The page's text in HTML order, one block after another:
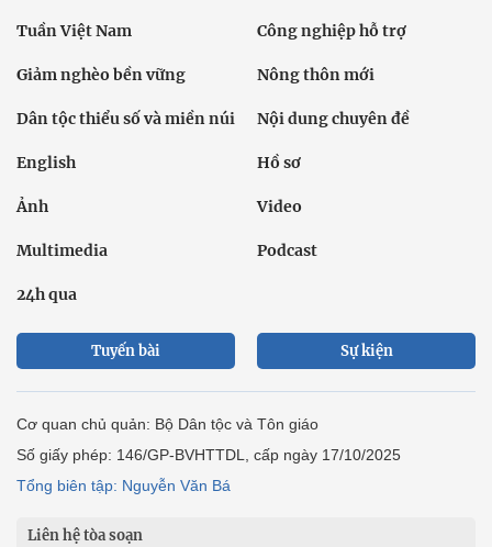
Tuần Việt Nam Công nghiệp hỗ trợ
Giảm nghèo bền vững Nông thôn mới
Dân tộc thiểu số và miền núi Nội dung chuyên đề
English Hồ sơ
Ảnh Video
Multimedia Podcast
24h qua
Tuyến bài Sự kiện
Cơ quan chủ quản: Bộ Dân tộc và Tôn giáo
Số giấy phép: 146/GP-BVHTTDL, cấp ngày 17/10/2025
Tổng biên tập: Nguyễn Văn Bá
Liên hệ tòa soạn